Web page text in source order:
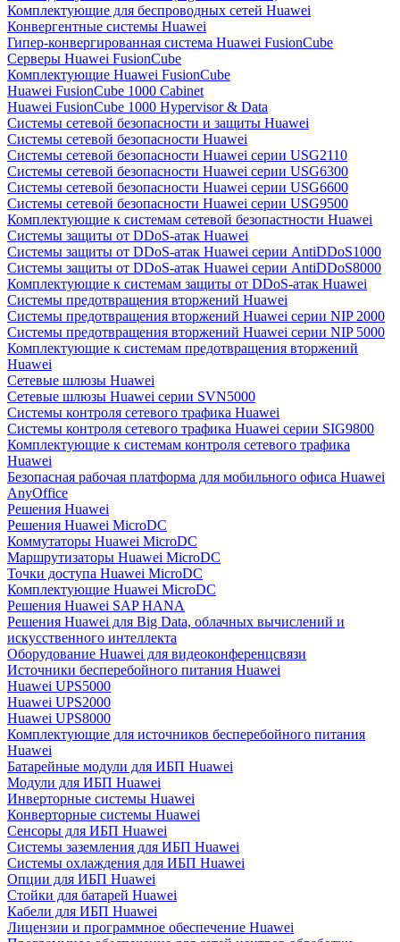
Комплектующие для беспроводных сетей Huawei
Конвергентные системы Huawei
Гипер-конвергированная система Huawei FusionCube
Серверы Huawei FusionCube
Комплектующие Huawei FusionCube
Huawei FusionCube 1000 Cabinet
Huawei FusionCube 1000 Hypervisor & Data
Системы сетевой безопасности и защиты Huawei
Системы сетевой безопасности Huawei
Системы сетевой безопасности Huawei серии USG2110
Системы сетевой безопасности Huawei серии USG6300
Системы сетевой безопасности Huawei серии USG6600
Системы сетевой безопасности Huawei серии USG9500
Комплектующие к системам сетевой безопастности Huawei
Системы защиты от DDoS-атак Huawei
Системы защиты от DDoS-атак Huawei серии AntiDDoS1000
Системы защиты от DDoS-атак Huawei серии AntiDDoS8000
Комплектующие к системам защиты от DDoS-атак Huawei
Системы предотвращения вторжений Huawei
Системы предотвращения вторжений Huawei серии NIP 2000
Системы предотвращения вторжений Huawei серии NIP 5000
Комплектующие к системам предотвращения вторжений
Huawei
Сетевые шлюзы Huawei
Сетевые шлюзы Huawei серии SVN5000
Системы контроля сетевого трафика Huawei
Системы контроля сетевого трафика Huawei серии SIG9800
Комплектующие к системам контроля сетевого трафика
Huawei
Безопасная рабочая платформа для мобильного офиса Huawei
AnyOffice
Решения Huawei
Решения Huawei MicroDC
Коммутаторы Huawei MicroDC
Маршрутизаторы Huawei MicroDC
Точки доступа Huawei MicroDC
Комплектующие Huawei MicroDC
Решения Huawei SAP HANA
Решения Huawei для Big Data, облачных вычислений и
искусственного интеллекта
Оборудование Huawei для видеоконференцсвязи
Источники бесперебойного питания Huawei
Huawei UPS5000
Huawei UPS2000
Huawei UPS8000
Комплектующие для источников бесперебойного питания
Huawei
Батарейные модули для ИБП Huawei
Модули для ИБП Huawei
Инверторные системы Huawei
Конверторные системы Huawei
Сенсоры для ИБП Huawei
Системы заземления для ИБП Huawei
Системы охлаждения для ИБП Huawei
Опции для ИБП Huawei
Стойки для батарей Huawei
Кабели для ИБП Huawei
Лицензии и программное обеспечение Huawei